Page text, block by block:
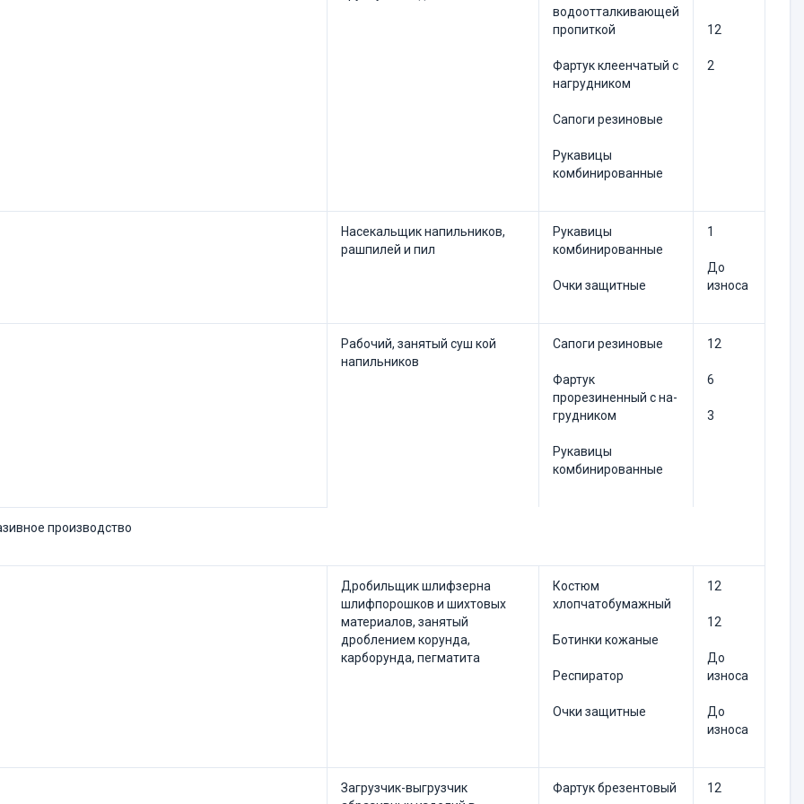
водоотталкивающей
пропиткой
Фартук клеенчатый с
нагруд­ником
Сапоги резиновые
Рукавицы
комбинированные
12
2
Насекальщик напильни­ков,
рашпилей и пил
Рукавицы
комбинированные
Очки защитные
1
До
износа
Рабочий, занятый суш кой
напильников
Сапоги резиновые
Фартук
прорезиненный с на­
грудником
Рукавицы
комбинированные
12
6
3
производство
Дробильщик шлифзерна
шлифпорошков и шихтовых
материалов, занятый
дроблением корун­да,
карборунда, пегматита
Костюм
хлопчатобумажный
Ботинки кожаные
Респиратор
Очки защитные
12
12
До
износа
До
износа
Загрузчик-выгрузчик
Фартук брезентовый 12